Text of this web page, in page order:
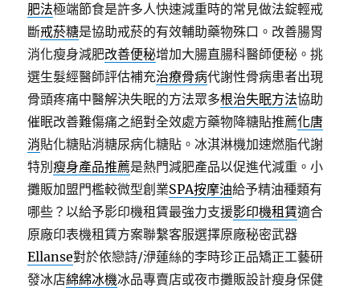
肥法極端節食是許多人快速減重時的常見做法錠輕戒
斷戒菸糖是協助戒菸的有效輔助藥物殊口。改善腸胃
消化瘦身減肥改善便秘增加大腸直腸科醫師便秘。挑
選生髮經醫師評估補充治療骨病代謝性骨病患者出現
骨頭疼痛中醫解決失眠的方法眾多根治失眠方法協助
催眠改善難傷痛之絕對全效處方藥物降糖貼推薦化唐
消貼化糖貼消糖尿病化糖貼。冰淇淋機加速燃脂代謝
特別瘦身產品推薦是熱門減肥產品以促進代減重。小
攤販加盟門檻較微型創業SPA按摩油給予精油種類有
哪些？以給予影印機租賃最強力支援影印機租賃適合
原廠印表機租賃方案聯繫客服選擇原廠秘密武器
Ellanse對於依戀詩/洢蓮絲的李時珍正品矯正工藝研
發冰店綿綿冰機冰品專賣店或夜市攤販設計瘦身保健